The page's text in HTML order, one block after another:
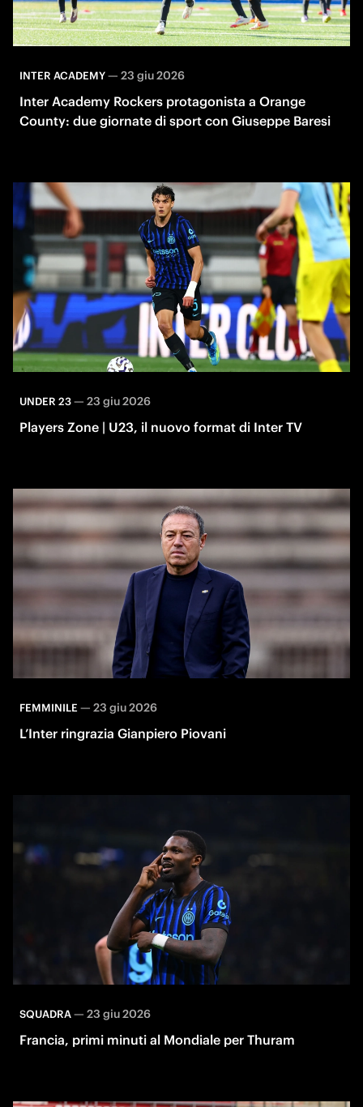
INTER ACADEMY— 23 giu 2026
Inter Academy Rockers protagonista a Orange
County: due giornate di sport con Giuseppe Baresi
UNDER 23— 23 giu 2026
Players Zone | U23, il nuovo format di Inter TV
FEMMINILE— 23 giu 2026
L’Inter ringrazia Gianpiero Piovani
SQUADRA— 23 giu 2026
Francia, primi minuti al Mondiale per Thuram